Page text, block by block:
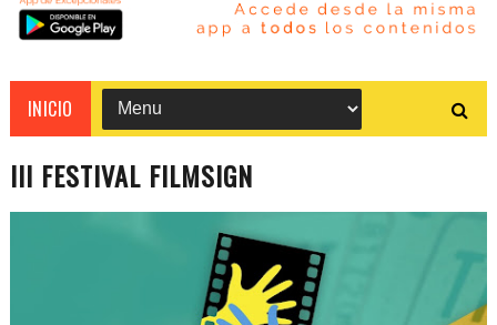
INICIO
III FESTIVAL FILMSIGN